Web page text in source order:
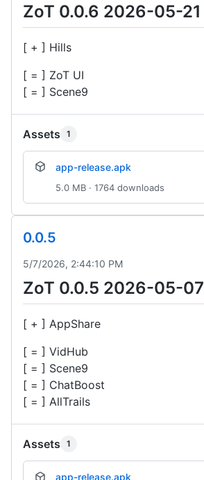
ZoT 0.0.6 2026-05-21
[ + ] Hills
[ = ] ZoT UI
[ = ] Scene9
Assets 1
app-release.apk
5.0 MB · 1764 downloads
0.0.5
5/7/2026, 2:44:10 PM
ZoT 0.0.5 2026-05-07
[ + ] AppShare
[ = ] VidHub
[ = ] Scene9
[ = ] ChatBoost
[ = ] AllTrails
Assets 1
app-release.apk